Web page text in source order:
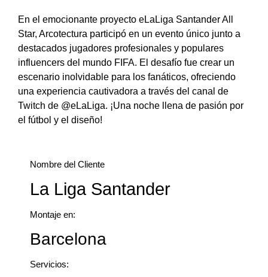
En el emocionante proyecto eLaLiga Santander All
Star, Arcotectura participó en un evento único junto a
destacados jugadores profesionales y populares
influencers del mundo FIFA. El desafío fue crear un
escenario inolvidable para los fanáticos, ofreciendo
una experiencia cautivadora a través del canal de
Twitch de @eLaLiga. ¡Una noche llena de pasión por
el fútbol y el diseño!
Nombre del Cliente
La Liga Santander
Montaje en:
Barcelona
Servicios: